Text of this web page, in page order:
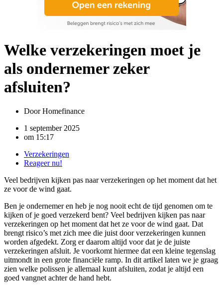
Welke verzekeringen moet je
als ondernemer zeker
afsluiten?
DoorHomefinance
1 september 2025
om 15:17
Verzekeringen
Reageer nu!
Veel bedrijven kijken pas naar verzekeringen op het moment dat het
ze voor de wind gaat.
Ben je ondernemer en heb je nog nooit echt de tijd genomen om te
kijken of je goed verzekerd bent? Veel bedrijven kijken pas naar
verzekeringen op het moment dat het ze voor de wind gaat. Dat
brengt risico’s met zich mee die juist door verzekeringen kunnen
worden afgedekt. Zorg er daarom altijd voor dat je de juiste
verzekeringen afsluit. Je voorkomt hiermee dat een kleine tegenslag
uitmondt in een grote financiële ramp. In dit artikel laten we je graag
zien welke polissen je allemaal kunt afsluiten, zodat je altijd een
goed vangnet achter de hand hebt.